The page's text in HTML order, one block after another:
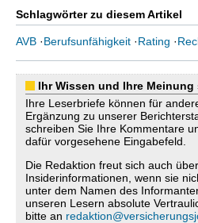
Schlagwörter zu diesem Artikel
AVB ·Berufsunfähigkeit ·Rating ·
Ihr Wissen und Ihre
Ihre Leserbriefe können für
Ergänzung zu unserer
schreiben Sie Ihre Kommentare
dafür vorgesehene Eingabefeld.
Die Redaktion freut sich auch
Insiderinformationen, wenn sie
unter dem Namen des
unseren Lesern absolute
bitte an